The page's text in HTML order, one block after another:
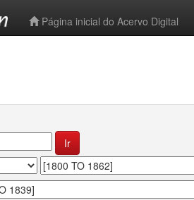
Página inicial do Acervo Digital